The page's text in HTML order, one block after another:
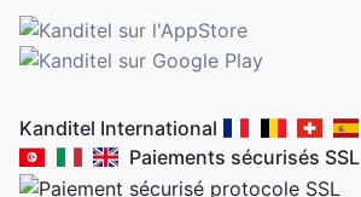
Kanditel International
Paiements sécurisés SSL